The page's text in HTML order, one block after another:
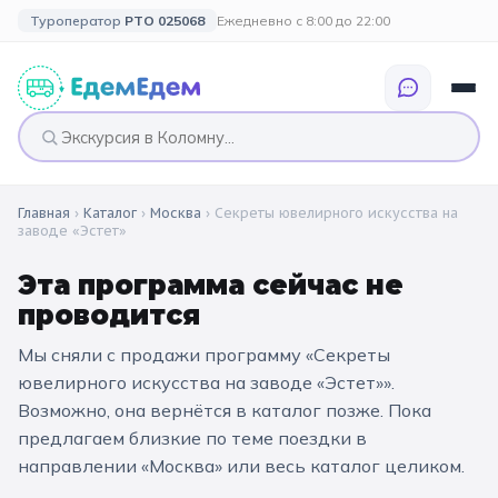
Туроператор РТО 025068 Ежедневно с 8:00 до 22:00
🎉 ПО ПРАЗДНИКАМ
🔔 1 сентября
🗳️ 18 сентября
🎄 Новогодние
🗓️ ПО КАНИКУЛАМ
🍂 Осенние
🌸 Весенние
☀️ Летние
🗓️ ПО ДЛИТЕЛЬНОСТИ
Однодневные
2 дня / 1 ночь
3 дня и больше
🎉 СОБЫТИЙНЫЕ
🍂 Осенние
🎄 Новогодние
туры
🌷 Весенние
каникулы
🎓 Выпускные
Главная › Каталог › Москва › Секреты ювелирного искусства на
заводе «Эстет»
Эта программа сейчас не
проводится
Мы сняли с продажи программу «Секреты
ювелирного искусства на заводе «Эстет»».
Возможно, она вернётся в каталог позже. Пока
предлагаем близкие по теме поездки в
направлении «Москва» или весь каталог целиком.